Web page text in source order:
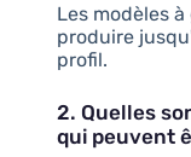
Les modèles
produire
profil.
2. Quelles
qui peuvent